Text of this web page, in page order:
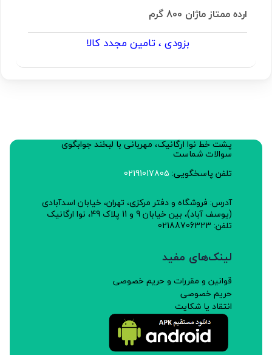
ارده ممتاز ماژان 800 گرم
بزودی ، تامین مجدد کالا
پشت خط نوا ارگانیک، مهربانی با لبخند جوابگوی
سوالات شماست
تلفن پاسخگویی: 02191017805
آدرس: فروشگاه و دفتر مرکزی، تهران، خیابان اسدآبادی
(یوسف آباد)، بین خیابان 9 و 11 پلاک 49، نوا ارگانیک
تلفن: 02188706323
لینک‌های مفید
قوانین و مقررات و حریم خصوصی
حریم خصوصی
انتقاد یا شکایت